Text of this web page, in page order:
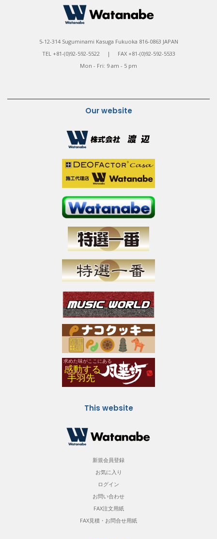
5-12-314 Suguminami Kasuga Fukuoka 816-0863 JAPAN
TEL +81-(0)92-592-5522 | FAX +81-(0)92-592-5533
Mon - Fri: 9 am - 5 pm
Our website
This website
新規会員登録
お気に入り
ログイン
お問い合わせ
FAX注文用紙
FAX見積・お問合せ用紙